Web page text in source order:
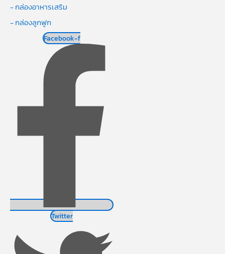
- กล่องอาหารเสริม
- กล่องลูกฟูก
Facebook-f
Twitter